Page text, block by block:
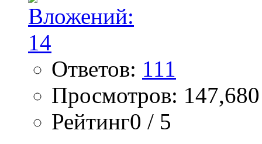
Ответов: 111
Просмотров: 147,680
Рейтинг0 / 5